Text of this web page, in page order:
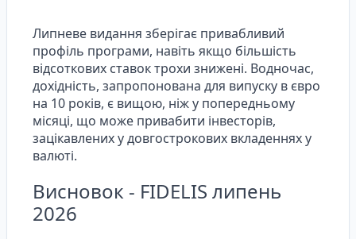
Липневе видання зберігає привабливий
профіль програми, навіть якщо більшість
відсоткових ставок трохи знижені. Водночас,
дохідність, запропонована для випуску в євро
на 10 років, є вищою, ніж у попередньому
місяці, що може привабити інвесторів,
зацікавлених у довгострокових вкладеннях у
валюті.
Висновок - FIDELIS липень
2026